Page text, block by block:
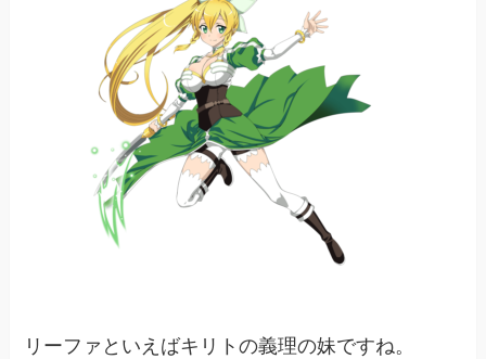
リーファといえばキリトの義理の妹ですね。